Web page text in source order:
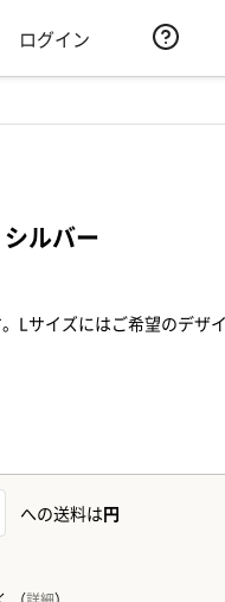
ログイン
ルバー
Lサイズにはご希望のデザ